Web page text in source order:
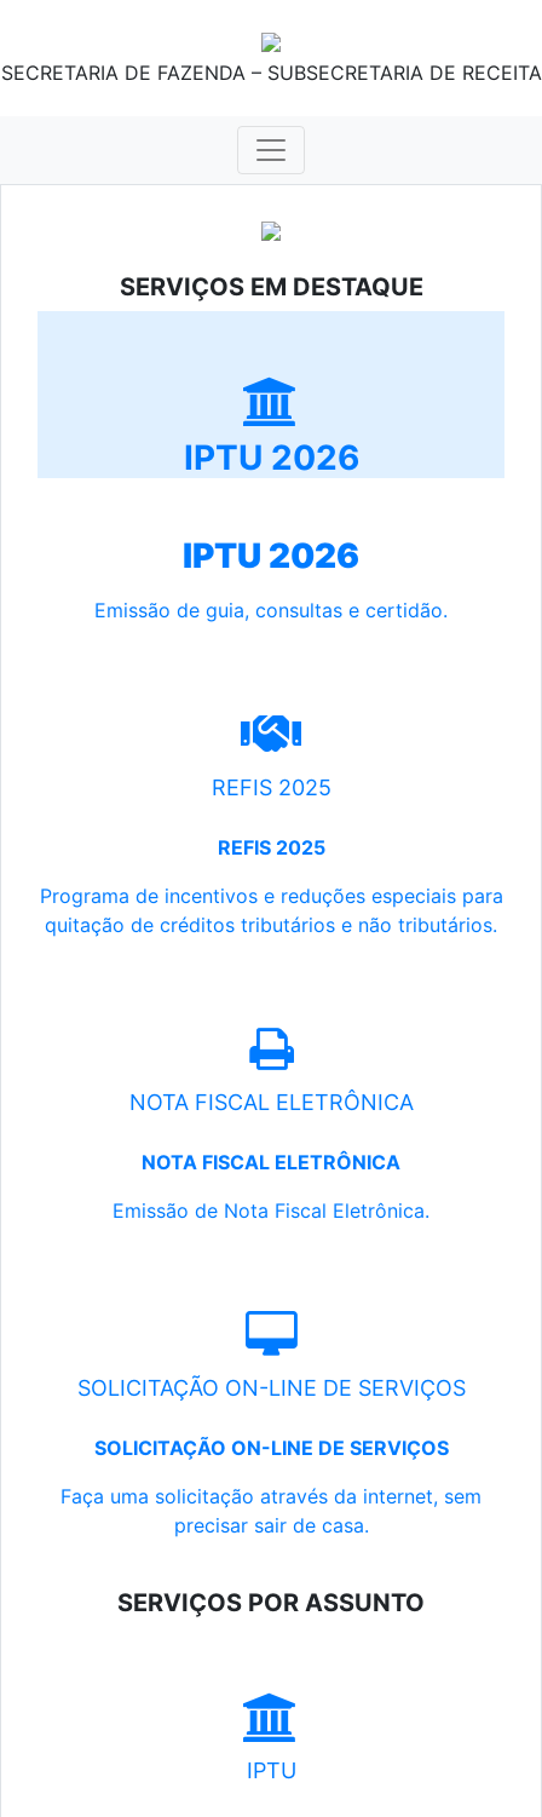
SECRETARIA DE FAZENDA – SUBSECRETARIA DE RECEITA
SERVIÇOS EM DESTAQUE
IPTU 2026
IPTU 2026
Emissão de guia, consultas e certidão.
REFIS 2025
REFIS 2025
Programa de incentivos e reduções especiais para
quitação de créditos tributários e não tributários.
NOTA FISCAL ELETRÔNICA
NOTA FISCAL ELETRÔNICA
Emissão de Nota Fiscal Eletrônica.
SOLICITAÇÃO ON-LINE DE SERVIÇOS
SOLICITAÇÃO ON-LINE DE SERVIÇOS
Faça uma solicitação através da internet, sem
precisar sair de casa.
SERVIÇOS POR ASSUNTO
IPTU